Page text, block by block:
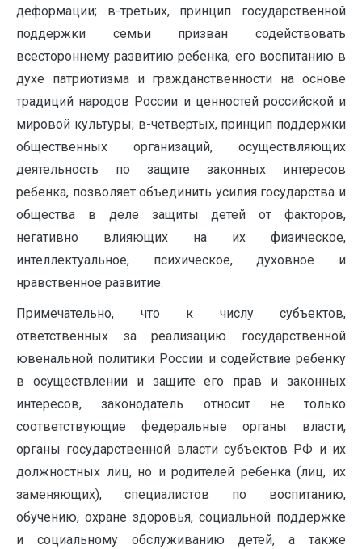
деформации; в-третьих, принцип государственной
поддержки семьи призван содействовать
всестороннему развитию ребенка, его воспитанию в
духе патриотизма и гражданственности на основе
традиций народов России и ценностей российской и
мировой культуры; в-четвертых, принцип поддержки
общественных организаций, осуществляющих
деятельность по защите законных интересов
ребенка, позволяет объединить усилия государства и
общества в деле защиты детей от факторов,
негативно влияющих на их физическое,
интеллектуальное, психическое, духовное и
нравственное развитие.
Примечательно, что к числу субъектов,
ответственных за реализацию государственной
ювенальной политики России и содействие ребенку
в осуществлении и защите его прав и законных
интересов, законодатель относит не только
соответствующие федеральные органы власти,
органы государственной власти субъектов РФ и их
должностных лиц, но и родителей ребенка (лиц, их
заменяющих), специалистов по воспитанию,
обучению, охране здоровья, социальной поддержке
и социальному обслуживанию детей, а также